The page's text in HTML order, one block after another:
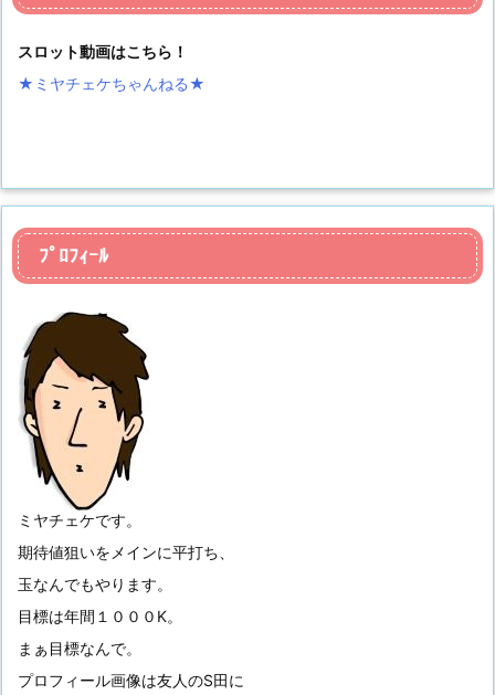
スロット動画はこちら！
★ミヤチェケちゃんねる★
ﾌﾟﾛﾌｨｰﾙ
ミヤチェケです。
期待値狙いをメインに平打ち、
玉なんでもやります。
目標は年間１０００K。
まぁ目標なんで。
プロフィール画像は友人のS田に